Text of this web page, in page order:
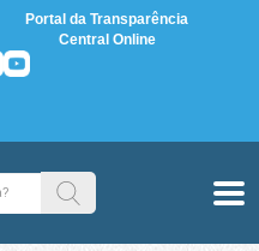
Portal da Transparência
Central Online